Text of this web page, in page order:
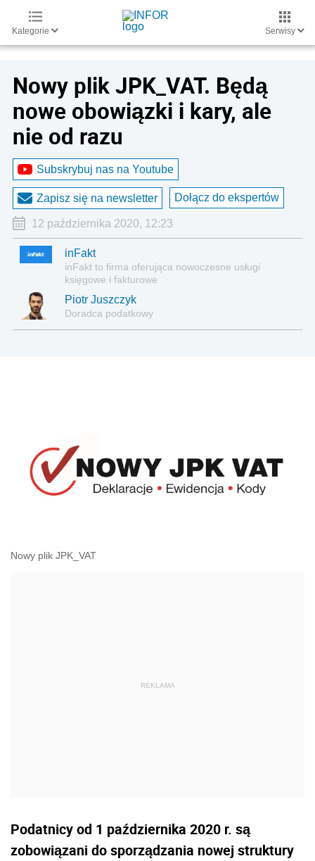
Kategorie Serwisy
Nowy plik JPK_VAT. Będą
nowe obowiązki i kary, ale
nie od razu
Subskrybuj nas na Youtube
Zapisz się na newsletter Dołącz do ekspertów
12 października 2020, 12:23
inFakt
inFakt to firma oferująca nowoczesne usługi
księgowe i fakturowe
Piotr Juszczyk
Doradca podatkowy
Nowy plik JPK_VAT
Podatnicy od 1 października 2020 r. są
zobowiązani do sporządzania nowej struktury